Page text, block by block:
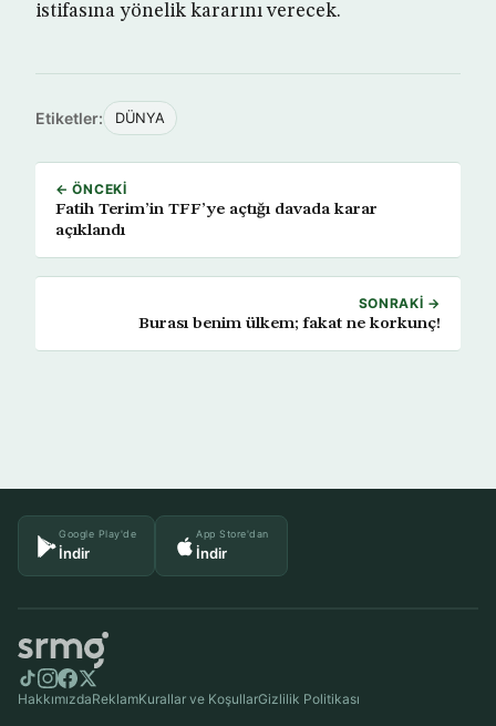
istifasına yönelik kararını verecek.
Etiketler: DÜNYA
← ÖNCEKI
Fatih Terim’in TFF’ye açtığı davada karar
açıklandı
SONRAKI →
Burası benim ülkem; fakat ne korkunç!
Google Play'de
İndir
App Store'dan
İndir
HakkımızdaReklamKurallar ve KoşullarGizlilik Politikası